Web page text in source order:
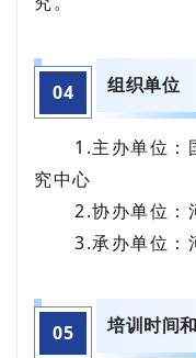
04 组织单位
1.主办单位：
究中心
2.协办单位：
3.承办单位：
05 培训时间